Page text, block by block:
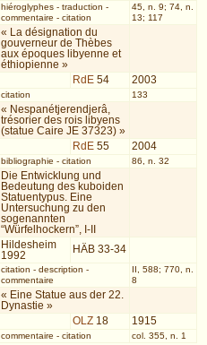
hiéroglyphes- traduction -
commentaire - citation
45, n. 9; 74, n.
13; 117
« La désignation du
gouverneur de Thèbes
aux époques libyenne et
éthiopienne »
RdE 54 2003
citation 133
« Nespanétjerendjerâ,
trésorier des rois libyens
(statue Caire JE 37323) »
RdE 55 2004
bibliographie - citation 86, n. 32
Die Entwicklung und
Bedeutung des kuboiden
Statuentypus. Eine
Untersuchung zu den
sogenannten
“Würfelhockern”, I-II
Hildesheim
1992
HÄB 33-34
citation - description -
commentaire
II, 588; 770, n.
8
« Eine Statue aus der 22.
Dynastie »
OLZ 18 1915
commentaire - citation col. 355, n. 1